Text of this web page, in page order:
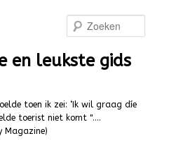
en leukste gids
toen ik zei: ‘Ik wil graag díe
toerist niet komt "….
Magazine)